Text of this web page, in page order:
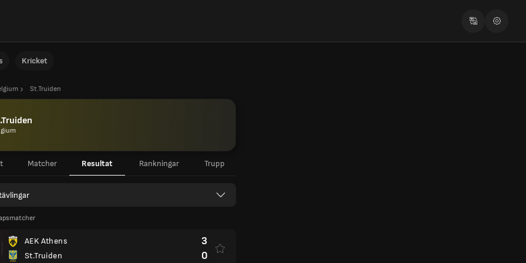
Kricket
St.Truiden
Matcher Resultat Rankningar Trupp
AEK Athens
St.Truiden
3
0